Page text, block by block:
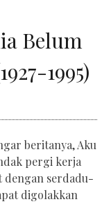
Belum
1995)
beritanya, Aku
pergi kerja
dengan serdadu-
digolakkan